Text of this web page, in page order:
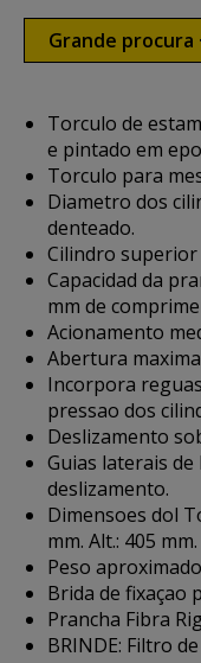
Grande procura
Torculo de
e pintado em
Torculo para
Diametro dos
denteado.
Cilindro
Capacidad da
mm de
Acionamento
Abertura
Incorpora
pressao dos
Deslizamento
Guias laterais
deslizamento.
Dimensoes dol
mm. Alt.: 405 mm.
Peso
Brida de fixaçao
Prancha Fibra
BRINDE: Filtro